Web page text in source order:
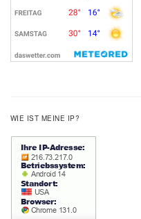
WIE IST MEINE IP?